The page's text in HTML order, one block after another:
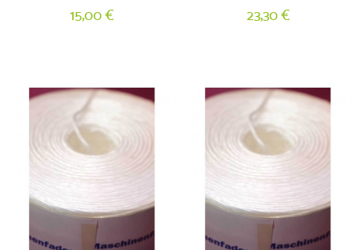
15,00 € 23,30 €